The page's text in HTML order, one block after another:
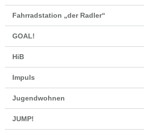
Fahrradstation „der Radler“
GOAL!
HiB
Impuls
Jugendwohnen
JUMP!